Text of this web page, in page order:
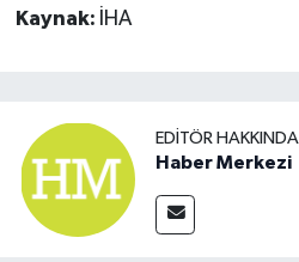
Kaynak: İHA
EDITÖR HAKKINDA
Haber Merkezi